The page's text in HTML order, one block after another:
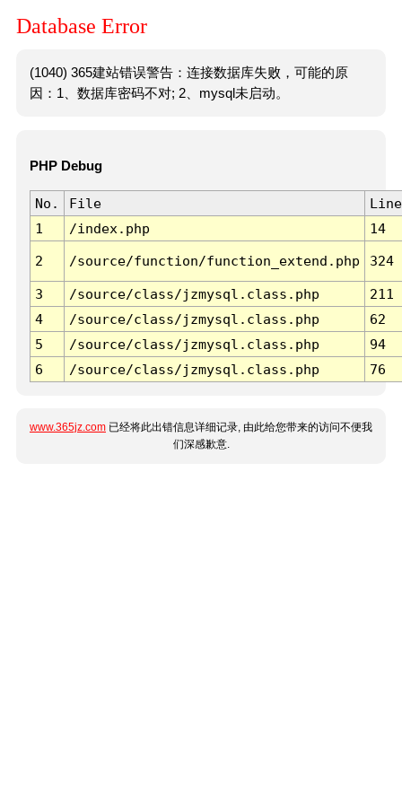
Database Error
(1040) 365建站错误警告：连接数据库失败，可能的原
因：1、数据库密码不对; 2、mysql未启动。
PHP Debug
No. File
Line
1
/index.php 14
2 /source/function/function_extend.php 324
3 /source/class/jzmysql.class.php
211
4
/source/class/jzmysql.class.php
62
5
/source/class/jzmysql.class.php
94
6
/source/class/jzmysql.class.php 76
www.365jz.com 已经将此出错信息详细记录, 由此给您带来的访问不便我
们深感歉意.